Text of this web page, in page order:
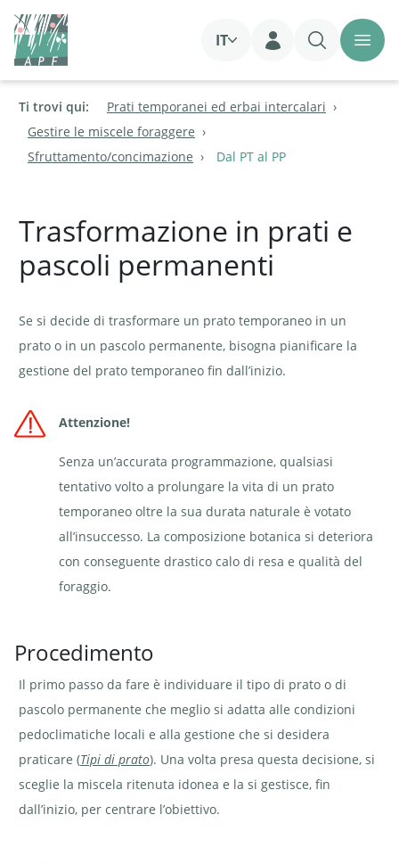
IT
Login
Ti trovi qui:
Prati temporanei ed erbai intercalari
Gestire le miscele foraggere
Sfruttamento/concimazione
Dal PT al PP
Trasformazione in prati e
pascoli permanenti
Se si decide di trasformare un prato temporaneo in un
prato o in un pascolo permanente, bisogna pianificare la
gestione del prato temporaneo fin dall’inizio.
Attenzione!
Senza un’accurata programmazione, qualsiasi
tentativo volto a prolungare la vita di un prato
temporaneo oltre la sua durata naturale è votato
all’insuccesso. La composizione botanica si deteriora
con conseguente drastico calo di resa e qualità del
foraggio.
Procedimento
Il primo passo da fare è individuare il tipo di prato o di
pascolo permanente che meglio si adatta alle condizioni
pedoclimatiche locali e alla gestione che si desidera
praticare (Tipi di prato). Una volta presa questa decisione, si
sceglie la miscela ritenuta idonea e la si gestisce, fin
dall’inizio, per centrare l’obiettivo.